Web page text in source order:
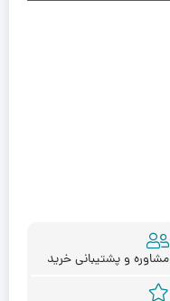
مشاوره و پشتیبانی خرید